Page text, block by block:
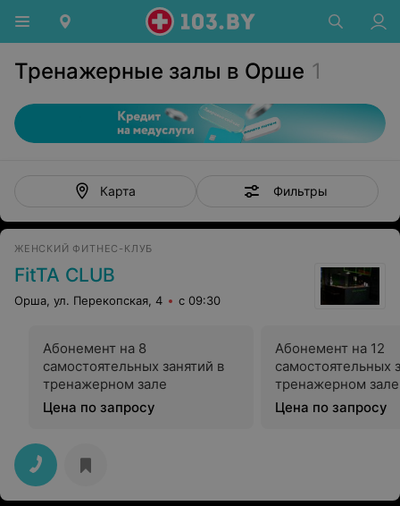
Тренажерные залы в Орше 1
Карта Фильтры
ЖЕНСКИЙ ФИТНЕС-КЛУБ
FitTA CLUB
Орша, ул. Перекопская, 4 с 09:30
Абонемент на 8
самостоятельных занятий в
тренажерном зале
Цена по запросу
Абонемент на 12
самостоятельных
тренажерном зале
Цена по запросу